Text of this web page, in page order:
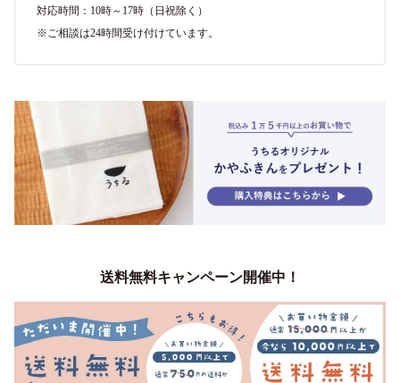
対応時間：10時～17時（日祝除く）
※ご相談は24時間受け付けています。
送料無料キャンペーン開催中！